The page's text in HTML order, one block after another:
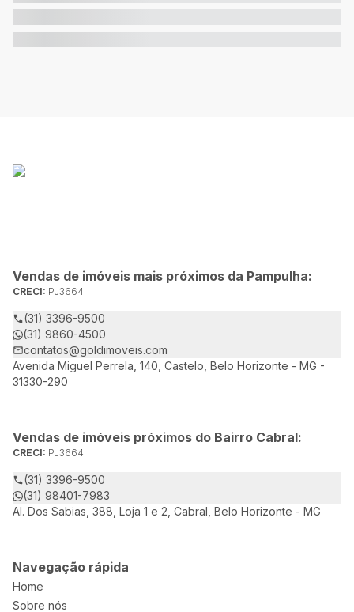
Vendas de imóveis mais próximos da Pampulha:
CRECI: PJ3664
(31) 3396-9500
(31) 9860-4500
contatos@goldimoveis.com
Avenida Miguel Perrela, 140, Castelo, Belo Horizonte - MG -
31330-290
Vendas de imóveis próximos do Bairro Cabral:
CRECI: PJ3664
(31) 3396-9500
(31) 98401-7983
Al. Dos Sabias, 388, Loja 1 e 2, Cabral, Belo Horizonte - MG
Navegação rápida
Home
Sobre nós